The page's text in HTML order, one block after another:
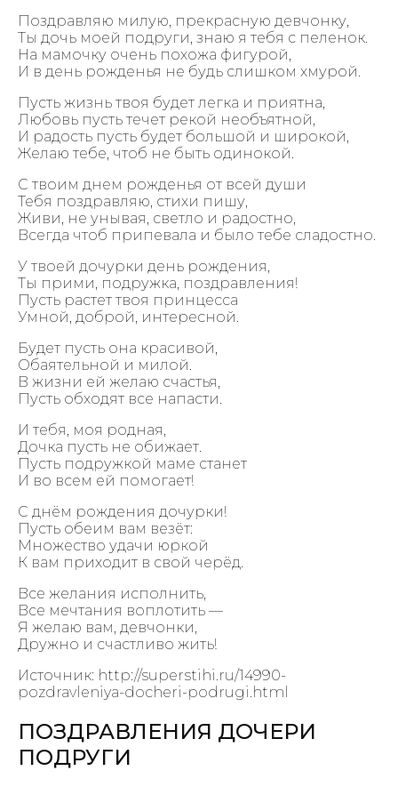
Поздравляю милую, прекрасную девчонку,
Ты дочь моей подруги, знаю я тебя с пеленок.
На мамочку очень похожа фигурой,
И в день рожденья не будь слишком хмурой.
Пусть жизнь твоя будет легка и приятна,
Любовь пусть течет рекой необъятной,
И радость пусть будет большой и широкой,
Желаю тебе, чтоб не быть одинокой.
С твоим днем рожденья от всей души
Тебя поздравляю, стихи пишу,
Живи, не унывая, светло и радостно,
Всегда чтоб припевала и было тебе сладостно.
У твоей дочурки день рождения,
Ты прими, подружка, поздравления!
Пусть растет твоя принцесса
Умной, доброй, интересной.
Будет пусть она красивой,
Обаятельной и милой.
В жизни ей желаю счастья,
Пусть обходят все напасти.
И тебя, моя родная,
Дочка пусть не обижает.
Пусть подружкой маме станет
И во всем ей помогает!
С днём рождения дочурки!
Пусть обеим вам везёт:
Множество удачи юркой
К вам приходит в свой черёд.
Все желания исполнить,
Все мечтания воплотить —
Я желаю вам, девчонки,
Дружно и счастливо жить!
Источник: http://superstihi.ru/14990-
pozdravleniya-docheri-podrugi.html
ПОЗДРАВЛЕНИЯ ДОЧЕРИ
ПОДРУГИ